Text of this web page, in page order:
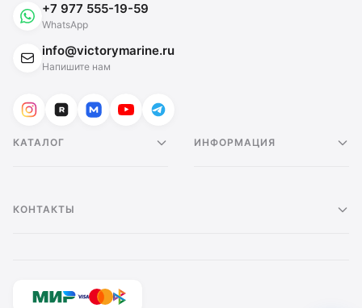
+7 977 555-19-59
WhatsApp
info@victorymarine.ru
Напишите нам
КАТАЛОГ ИНФОРМАЦИЯ
КОНТАКТЫ